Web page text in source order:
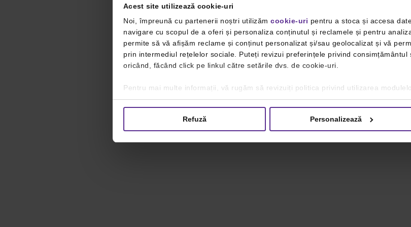
Acest site utilizează cookie-uri
Noi, împreună cu partenerii noștri utilizăm cookie-uri pentru a stoca și accesa
navigare cu scopul de a oferi și personaliza conținutul și reclamele și pentru
permite să vă afișăm reclame și conținut personalizat și/sau geolocalizat și vă
prin intermediul rețelelor sociale. Puteți revizui preferințele privind
oricând, făcând click pe linkul către setările dvs. de cookie-uri.
Pentru mai multe informații, vă rugăm să revizuiți politica privind utilizarea
Refuză Personalizează